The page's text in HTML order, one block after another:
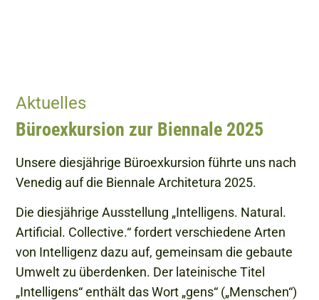
Aktuelles
Büroexkursion zur Biennale 2025
Unsere diesjährige Büroexkursion führte uns nach
Venedig auf die Biennale Architetura 2025.
Die diesjährige Ausstellung „Intelligens. Natural.
Artificial. Collective.“ fordert verschiedene Arten
von Intelligenz dazu auf, gemeinsam die gebaute
Umwelt zu überdenken. Der lateinische Titel
„Intelligens“ enthält das Wort „gens“ („Menschen“)